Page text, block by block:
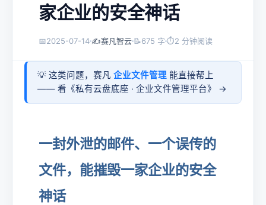
家企业的安全神话
📅2025-07-14 ✍️赛凡智云 📝675 字 ⏱2 分钟阅读
💡 这类问题，赛凡 企业文件管理 能直接帮上
—— 看《私有云盘底座 · 企业文件管理平台》 →
一封外泄的邮件、一个误传的
文件，能摧毁一家企业的安全
神话